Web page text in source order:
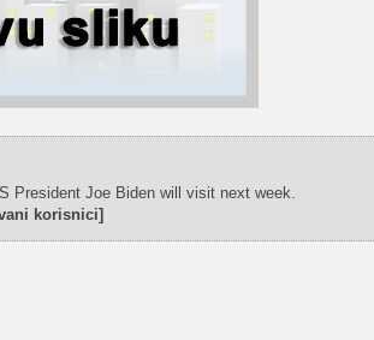
President Joe Biden will visit next week.
korisnici]